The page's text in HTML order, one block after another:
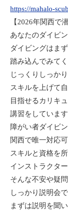
https://mahalo-
【 2026年関西で
あなたのダイビ
ダイビングはま
踏み込んでみてく
じっくりしっか
スキルを上げて
目指せるカリキ
講習をしています
障がい者ダイビ
関西で唯一対応
スキルと資格を
インストラクタ
そんな不安や疑
しっかり説明会
まずは説明を聞